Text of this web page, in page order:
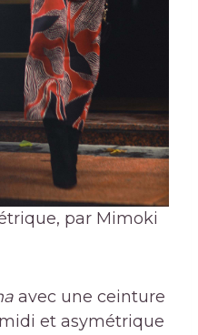
par Mimoki
avec une ceinture
et asymétrique